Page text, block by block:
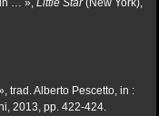
… », Little Star(New York),
trad. Alberto Pescetto, in :
2013, pp. 422-424.